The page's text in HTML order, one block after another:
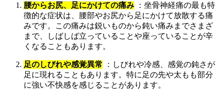
腰からお尻、足にかけての痛み ：坐骨神経痛の最も特
徴的な症状は、腰部やお尻から足にかけて放散する痛
みです。この痛みは鋭いものから鈍い痛みまでさまざ
まで、しばしば立っていることや座っていることが辛
くなることもあります。
足のしびれや感覚異常 ：しびれや冷感、感覚の鈍さが
足に現れることもあります。特に足の先や太もも部分
に強い不快感を感じることがあります。